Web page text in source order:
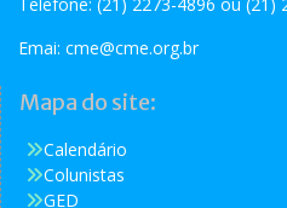
Emai: cme@cme.org.br
Mapa do site:
Calendário
Colunistas
GED